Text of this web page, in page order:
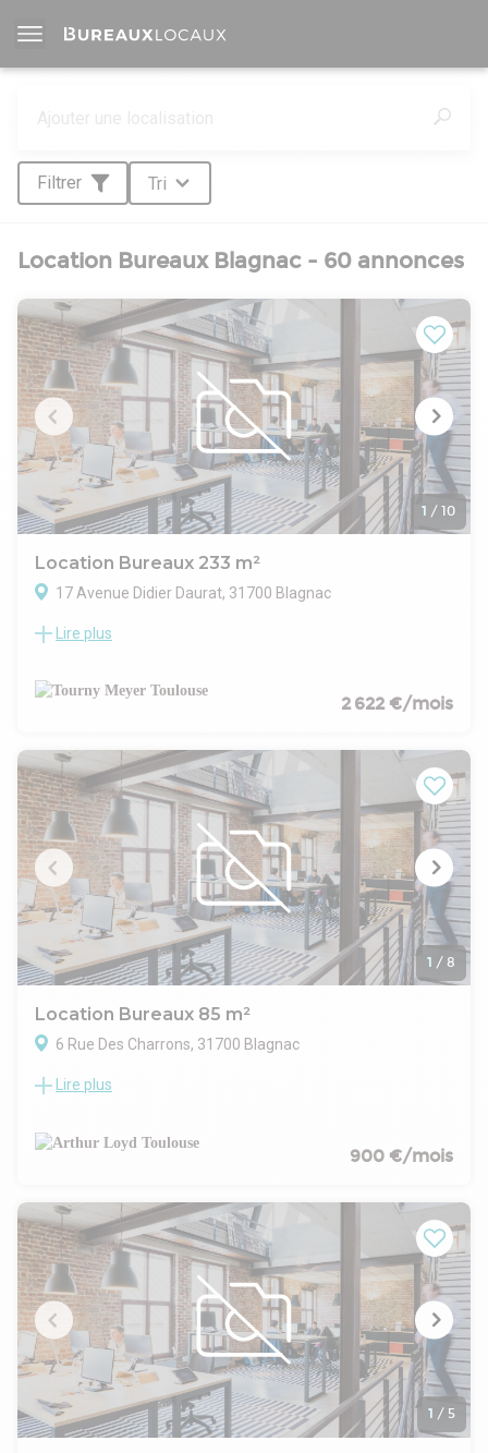
Filtrer Tri
Location Bureaux Blagnac - 60 annonces
1 / 10
Location Bureaux 233 m²
17 Avenue Didier Daurat, 31700 Blagnac
ZONE AÉROPORTUAIRE TOULOUSE BLAGNAC - TOURNY
une dernière surface de bureaux à louer en RDC de 233 m².
Six places de parking extérieurs et deux places intérieures
Lire plus
2 622 €/mois
1 / 8
Location Bureaux 85 m²
6 Rue Des Charrons, 31700 Blagnac
Situés à Blagnac, ces bureaux de 85 m² sont disponibles à la
son environnement professionnel dynamique. La surface
proposée bénéficie d’un agencement cloisonné et climatisé,
luminaires encastrés, d'une baie de brassage et de
rangements intégrés. L’immeuble offre un extérieur arboré
ainsi qu’un parking extérieur, facilitant l’accès et le
stationnement. Son emplacement stratégique dans l’un des
pôles économiques majeurs de l’agglomération toulousaine
permet de rejoindre facilement les principaux axes routiers,
le tramway et l’aéroport de Toulouse-Blagnac à seulement 5
minutes.
Lire plus
900 €/mois
1 / 5